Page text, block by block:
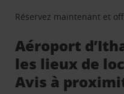
Réservez maintenant et
Aéroport
les lieux de
Avis à